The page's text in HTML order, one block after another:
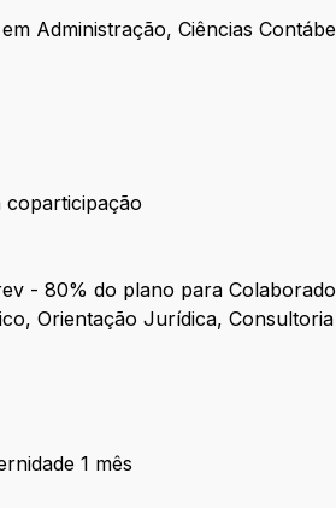
Administração, Ciências
coparticipação
- 80% do plano para
Orientação Jurídica,
1 mês